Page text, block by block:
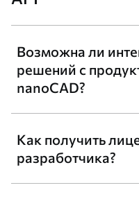
Возможна ли
решений с
nanoCAD?
Как получить
разработчика?